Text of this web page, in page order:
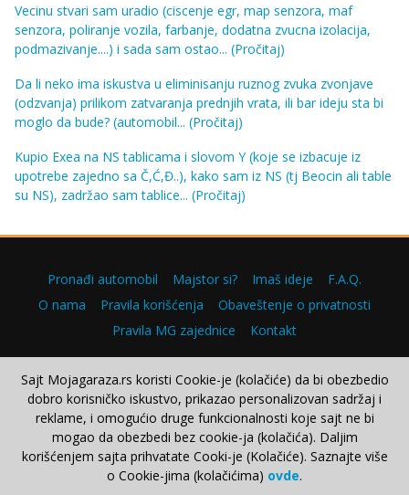
Vecinu stvari sam uradio (ciscenje egr, map senzora, maf
senzora, poliranje vozila, farbanje, dodatna zvucna izolacija,
podmazivanje....) i sada sam ostao... (Pročitaj)
Da li neko ima iskustva u eliminisanju ruznog zvuka zvonjave
(odzvanja) prilikom zatvaranja prednjih vrata, ili bar ideju sta bi
moglo da bude? (automobil... (Pročitaj)
Kupio Exea na NS tablicama i slovom Y (koje se izbacuje iz
upotrebe zajedno sa Č,Ć,Đ..), kako sam iz NS (tj Beocin ali table
su NS), zadržao sam tablice... (Pročitaj)
Pronađi automobil Majstor si? Imaš ideje
F.A.Q.
O nama
Pravila korišćenja
Obaveštenje o privatnosti
Pravila MG zajednice
Kontakt
Copyright © 2000–2026.
Sajt Mojagaraza.rs koristi Cookie-je (kolačiće) da bi obezbedio
dobro korisničko iskustvo, prikazao personalizovan sadržaj i
reklame, i omogućio druge funkcionalnosti koje sajt ne bi
mogao da obezbedi bez cookie-ja (kolačića). Daljim
korišćenjem sajta prihvatate Cooki-je (Kolačiće). Saznajte više
o Cookie-jima (kolačićima) ovde.